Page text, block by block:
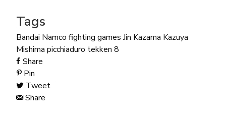
Tags
Bandai Namco fighting games Jin Kazama Kazuya
Mishima picchiaduro tekken 8
Share
Pin
Tweet
Share